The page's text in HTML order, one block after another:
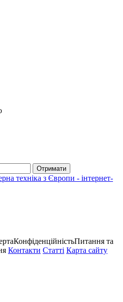
КонфіденційністьПитання та
Контакти Статті Карта сайту